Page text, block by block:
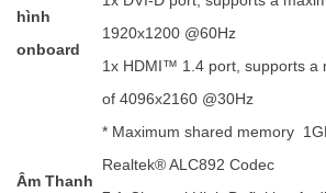
hình
onboard
1920x1200 @60Hz
1x HDMI™ 1.4 port, supports a
of 4096x2160 @30Hz
* Maximum shared memory
Âm Thanh
Realtek® ALC892 Codec